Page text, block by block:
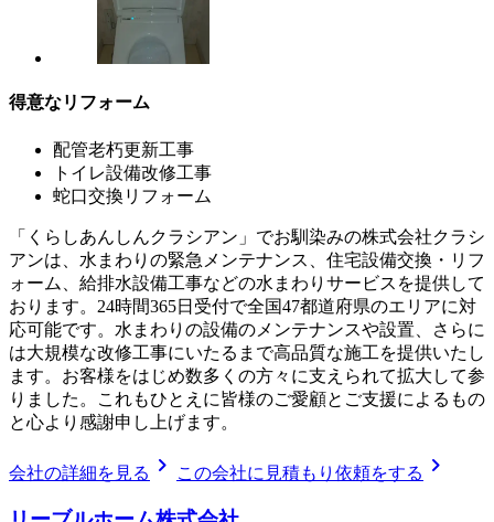
得意なリフォーム
配管老朽更新工事
トイレ設備改修工事
蛇口交換リフォーム
「くらしあんしんクラシアン」でお馴染みの株式会社クラシ
アンは、水まわりの緊急メンテナンス、住宅設備交換・リフ
ォーム、給排水設備工事などの水まわりサービスを提供して
おります。24時間365日受付で全国47都道府県のエリアに対
応可能です。水まわりの設備のメンテナンスや設置、さらに
は大規模な改修工事にいたるまで高品質な施工を提供いたし
ます。お客様をはじめ数多くの方々に支えられて拡大して参
りました。これもひとえに皆様のご愛顧とご支援によるもの
と心より感謝申し上げます。
会社の詳細を見る chevron_right この会社に見積もり依頼をする chevron_right